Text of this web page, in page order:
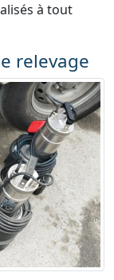
à tout
relevage